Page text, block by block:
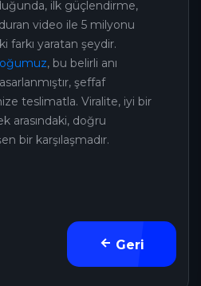
ilk güçlendirme,
video ile 5 milyonu
farkı yaratan şeydir.
, bu belirli anı
şeffaf
teslimatla. Viralite, iyi bir
arasındaki, doğru
bir karşılaşmadır.
Geri